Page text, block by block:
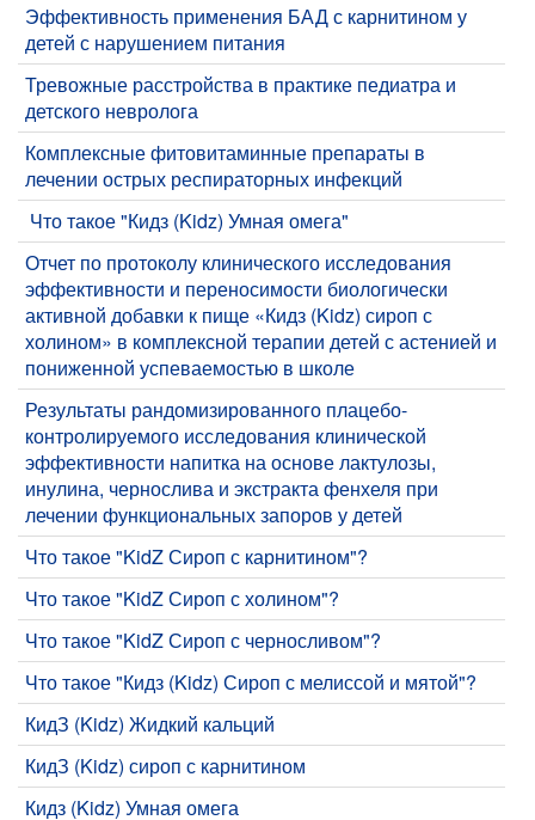
​Эффективность применения БАД с карнитином у
детей с нарушением питания
​Тревожные расстройства в практике педиатра и
детского невролога
​Комплексные фитовитаминные препараты в
лечении острых респираторных инфекций
​ Что такое "Кидз (Kidz) Умная омега"
Отчет по протоколу клинического исследования
эффективности и переносимости биологически
активной добавки к пище «Кидз (Kidz) сироп с
холином» в комплексной терапии детей с астенией и
пониженной успеваемостью в школе
Результаты рандомизированного плацебо-
контролируемого исследования клинической
эффективности напитка на основе лактулозы,
инулина, чернослива и экстракта фенхеля при
лечении функциональных запоров у детей
Что такое "KidZ Сироп с карнитином"?
Что такое "KidZ Сироп с холином"?
Что такое "KidZ Сироп с черносливом"?
Что такое "Кидз (Kidz) Сироп с мелиссой и мятой"?
КидЗ (Kidz) Жидкий кальций
КидЗ (Kidz) сироп с карнитином
Кидз (Kidz) Умная омега